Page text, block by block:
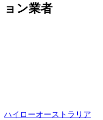
ョン業者
ハイローオーストラリア